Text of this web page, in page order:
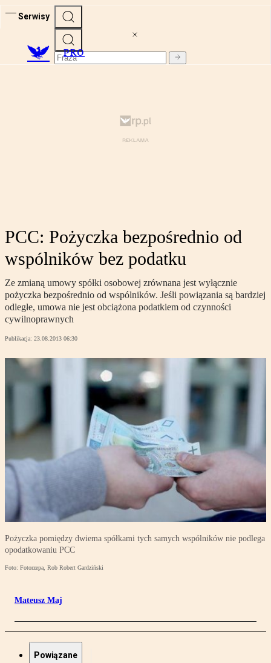
Serwisy
PRO
PCC: Pożyczka bezpośrednio od
wspólników bez podatku
Ze zmianą umowy spółki osobowej zrównana jest wyłącznie
pożyczka bezpośrednio od wspólników. Jeśli powiązania są bardziej
odległe, umowa nie jest obciążona podatkiem od czynności
cywilnoprawnych
Publikacja: 23.08.2013 06:30
Pożyczka pomiędzy dwiema spółkami tych samych wspólników nie podlega
opodatkowaniu PCC
Foto: Fotorzepa, Rob Robert Gardziński
Mateusz Maj
Powiązane